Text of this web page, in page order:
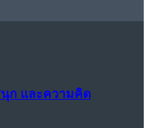
นุก และความคิด